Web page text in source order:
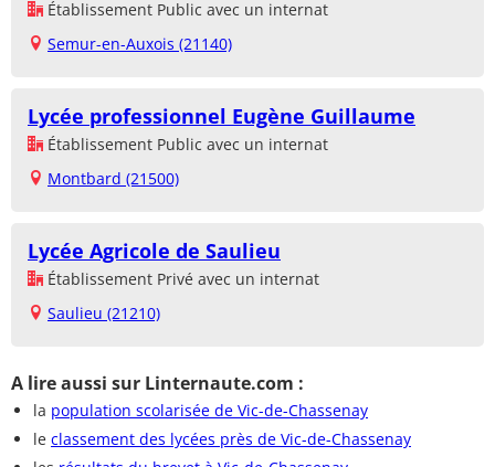
Établissement Public avec un internat
Semur-en-Auxois (21140)
Lycée professionnel Eugène Guillaume
Établissement Public avec un internat
Montbard (21500)
Lycée Agricole de Saulieu
Établissement Privé avec un internat
Saulieu (21210)
A lire aussi sur Linternaute.com :
la population scolarisée de Vic-de-Chassenay
le classement des lycées près de Vic-de-Chassenay